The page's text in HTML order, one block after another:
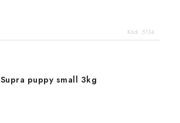
Kód: 5134
Supra puppy small 3kg